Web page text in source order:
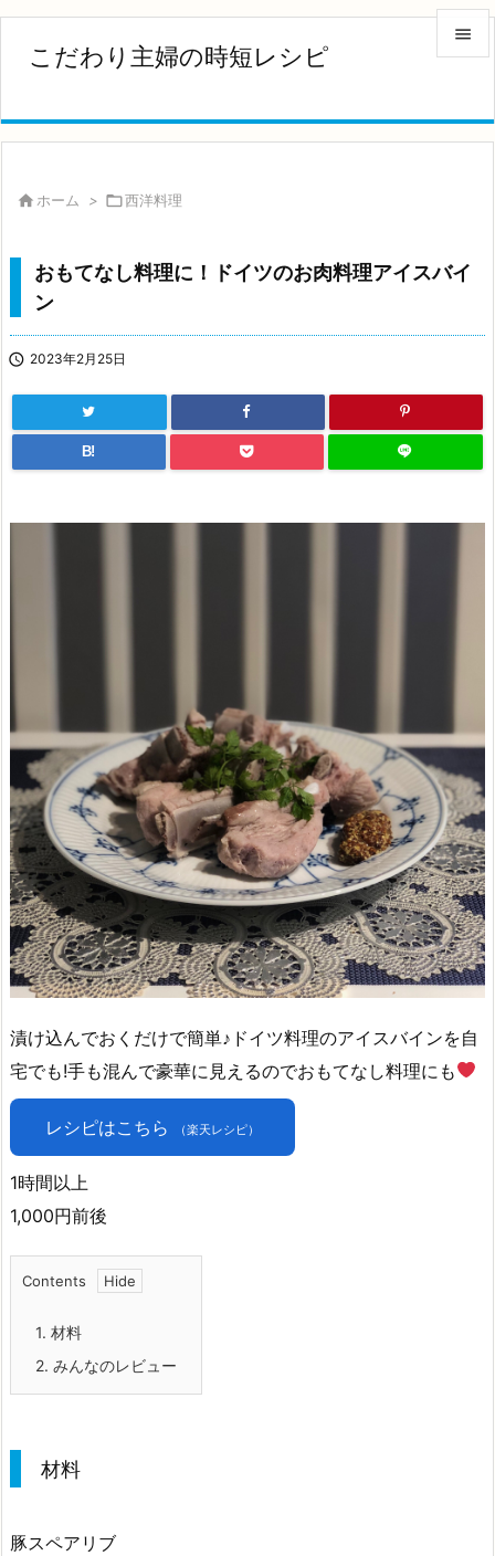
こだわり主婦の時短レシピ


次へ
 ホーム > 西洋料理
おもてなし料理に！ドイツのお肉料理アイスバイ
ン
 2023年2月25日
B!
漬け込んでおくだけで簡単♪ドイツ料理のアイスバインを自
宅でも!手も混んで豪華に見えるのでおもてなし料理にも
レシピはこちら （楽天レシピ）
1時間以上
1,000円前後
Contents
1. 材料
2. みんなのレビュー
材料
豚スペアリブ